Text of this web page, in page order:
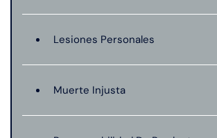
Lesiones Personales
Muerte Injusta